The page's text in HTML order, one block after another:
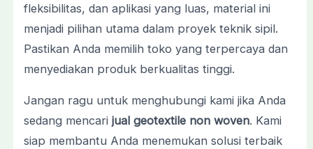
fleksibilitas, dan aplikasi yang luas, material ini
menjadi pilihan utama dalam proyek teknik sipil.
Pastikan Anda memilih toko yang terpercaya dan
menyediakan produk berkualitas tinggi.
Jangan ragu untuk menghubungi kami jika Anda
sedang mencari jual geotextile non woven. Kami
siap membantu Anda menemukan solusi terbaik